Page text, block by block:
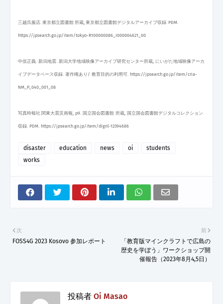
三越呉服店. 東京都立図書館 所蔵, 東京都立図書館デジタルアーカイブ収録. PDM.
https://jpsearch.go.jp/item/tokyo-R100000086_I000004621_00
中俣正義. 新潟地震. 新潟大学地域映像アーカイブ研究センター所蔵, にいがた地域映像アーカ
イブデータベース収録. 著作権あり/ 教育目的の利用可. https://jpsearch.go.jp/item/cria-
NM_P_040_001_08
写真時報社.関東大震災画報, p9. 国立国会図書館 所蔵, 国立国会図書館デジタルコレクション
収録. PDM. https://jpsearch.go.jp/item/dignl-12394686
disaster education news oi
students
works
前
「教育版マインクラフトで広島の
歴史を学ぼう」ワークショップ開
催報告（2023年8月4,5日）
次
FOSS4G 2023 Kosovo 参加レポート
投稿者 Oi Masao